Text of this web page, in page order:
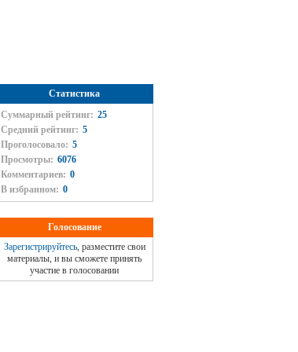
Статистика
Суммарный рейтинг: 25
Средний рейтинг: 5
Проголосовало: 5
Просмотры: 6076
Комментариев: 0
В избранном: 0
Голосование
Зарегистрируйтесь, разместите свои
материалы, и вы сможете принять
участие в голосовании